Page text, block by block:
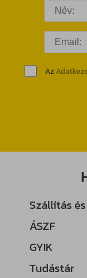
Az
Szállítás
ÁSZF
GYIK
Tudástár